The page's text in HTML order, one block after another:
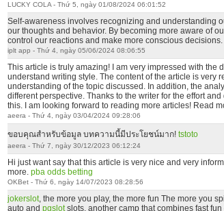
LUCKY COLA - Thứ 5, ngày 01/08/2024 06:01:52
Self-awareness involves recognizing and understanding
our thoughts and behavior. By becoming more aware of
control our reactions and make more conscious decisions.
iplt app - Thứ 4, ngày 05/06/2024 08:06:55
This article is truly amazing! I am very impressed with the
understand writing style. The content of the article is very
understanding of the topic discussed. In addition, the
different perspective. Thanks to the writer for the effort
this. I am looking forward to reading more articles! Read
aeera - Thứ 4, ngày 03/04/2024 09:28:06
ขอบคุณสำหรับข้อมูล บทความนี้มีประโยชน์มาก! tstoto
aeera - Thứ 7, ngày 30/12/2023 06:12:24
Hi just want say that this article is very nice and very
more. pba odds betting
OKBet - Thứ 6, ngày 14/07/2023 08:28:56
jokerslot, the more you play, the more fun The more you
auto and pgslotslots, another camp that combines fast fun